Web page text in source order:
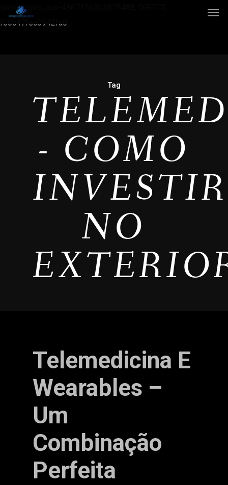
google.com, pub-4867156501875488, DIRECT,
f08c47fec0942fa0
Tag
- COMO
INVESTIR
NO
Telemedicina E
Wearables –
Um
Combinação
Perfeita